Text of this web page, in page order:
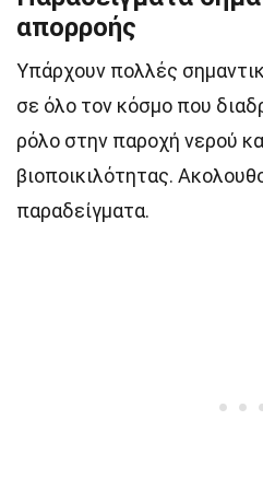
απορροής
Υπάρχουν πολλές
σε όλο τον κόσμο που
ρόλο στην παροχή νερού
βιοποικιλότητας.
παραδείγματα.